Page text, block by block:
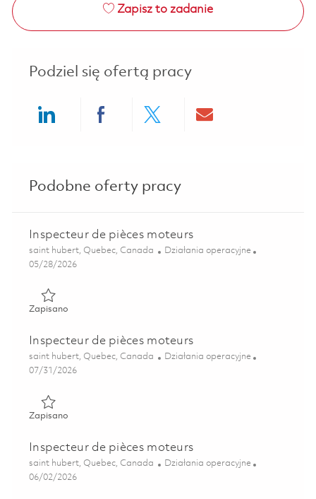
Zapisz to zadanie
Podziel się ofertą pracy
Podobne oferty pracy
Inspecteur de pièces moteurs
Lokalizacja
saint hubert, Quebec, Canada Kategoria
Działania operacyjne
Posted Date
05/28/2026
ZapisanoZapisano Inspecteur de pièces moteurs 01842140
Inspecteur de pièces moteurs
Lokalizacja
saint hubert, Quebec, Canada Kategoria
Działania operacyjne
Posted Date
07/31/2026
ZapisanoZapisano Inspecteur de pièces moteurs 01863389
Inspecteur de pièces moteurs
Lokalizacja
saint hubert, Quebec, Canada Kategoria
Działania operacyjne
Posted Date
06/02/2026